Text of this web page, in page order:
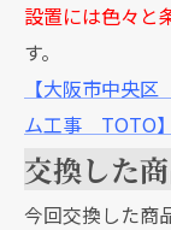
設置には色々と
す。
【大阪市中央
ム工事 TOTO】
交換した
今回交換した商